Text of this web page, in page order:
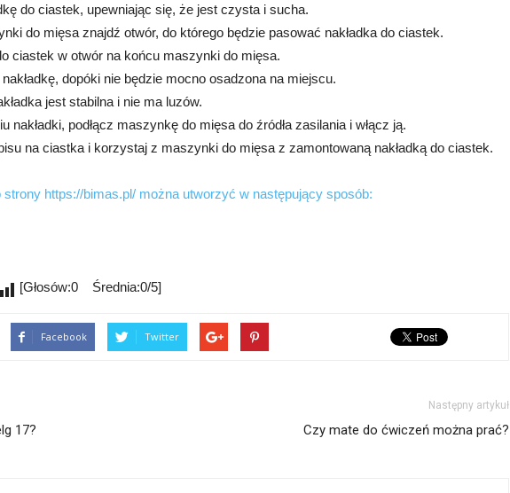
do ciastek, upewniając się, że jest czysta i sucha.
do mięsa znajdź otwór, do którego będzie pasować nakładka do ciastek.
ciastek w otwór na końcu maszynki do mięsa.
dopóki nie będzie mocno osadzona na miejscu.
jest stabilna i nie ma luzów.
nakładki, podłącz maszynkę do mięsa do źródła zasilania i włącz ją.
na ciastka i korzystaj z maszynki do mięsa z zamontowaną nakładką do ciastek.
strony https://bimas.pl/ można utworzyć w następujący sposób:
[Głosów:0 Średnia:0/5]
Facebook Twitter
17?
Następny artykuł
Czy mate do ćwiczeń można prać?